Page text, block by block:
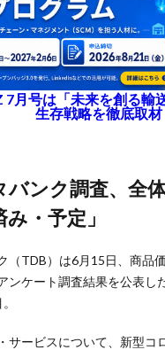
7月号は「未来を創る輸
生存戦略を徹底取材
み・予定」
（TDB）は6月15日、商品
ンケート調査結果を公表し
サービスについて、新型コ